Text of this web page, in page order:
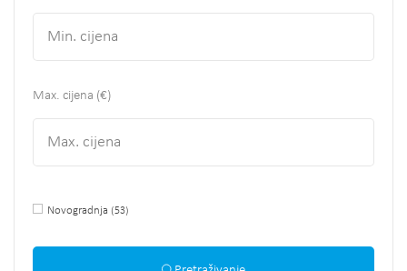
Max. cijena (€)
Novogradnja (53)